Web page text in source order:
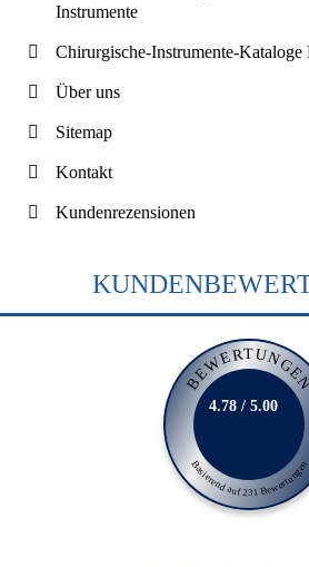
Instrumente
Chirurgische-Instrumente-Kataloge
Über uns
Sitemap
Kontakt
Kundenrezensionen
Basierend auf 231 Bewertungen
4.78 / 5.00